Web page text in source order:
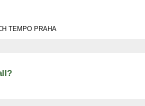
TEMPO PRAHA